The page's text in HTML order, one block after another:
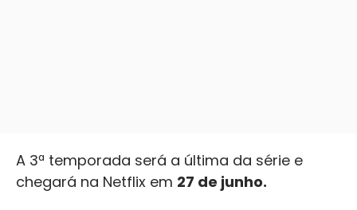
A 3ª temporada será a última da série e
chegará na Netflix em 27 de junho.